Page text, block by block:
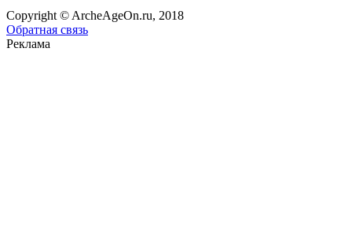
Copyright © ArcheAgeOn.ru, 2018
Обратная связь
Реклама